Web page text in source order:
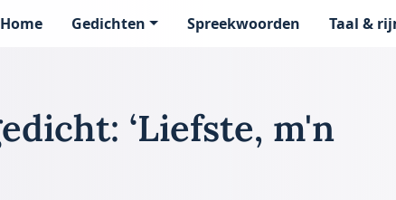
Home Gedichten Spreekwoorden Taal &
‘Liefste, m'n